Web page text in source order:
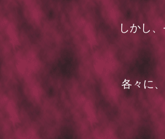
しかし、
各々に、